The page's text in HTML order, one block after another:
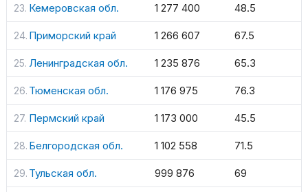
Кемеровская обл. 1 277 400 48.5
Приморский край 1 266 607 67.5
Ленинградская обл. 1 235 876 65.3
Тюменская обл. 1 176 975 76.3
Пермский край 1 173 000 45.5
Белгородская обл. 1 102 558 71.5
Тульская обл. 999 876 69